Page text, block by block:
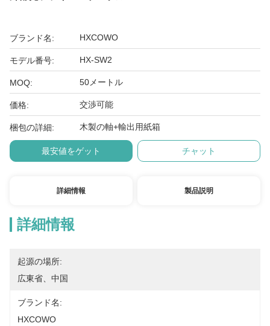
ブランド名: HXCOWO
モデル番号: HX-SW2
MOQ: 50メートル
価格: 交渉可能
梱包の詳細: 木製の軸+輸出用紙箱
最安値をゲット チャット
詳細情報 製品説明
詳細情報
起源の場所:
広東省、中国
ブランド名:
HXCOWO